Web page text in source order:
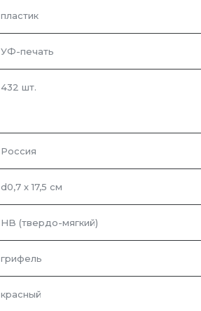
пластик
УФ-печать
432 шт.
Россия
d0,7 х 17,5 см
HB (твердо-мягкий)
грифель
красный